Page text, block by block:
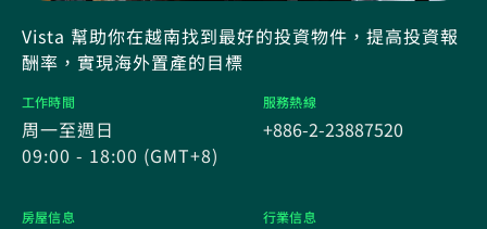
Vista 幫助你在越南找到最好的投資物件，提高投資報
酬率，實現海外置產的目標
工作時間
周一至週日
09:00 - 18:00 (GMT+8)
服務熱線
+886-2-23887520
房屋信息 行業信息